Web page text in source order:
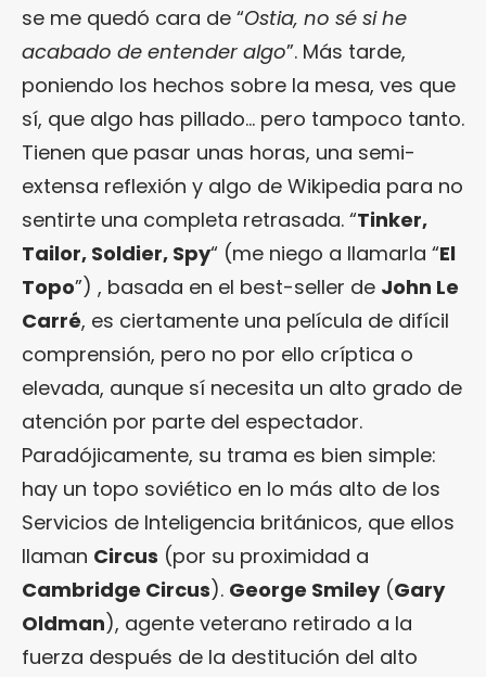
se me quedó cara de “Ostia, no sé si he
acabado de entender algo”. Más tarde,
poniendo los hechos sobre la mesa, ves que
sí, que algo has pillado… pero tampoco tanto.
Tienen que pasar unas horas, una semi-
extensa reflexión y algo de Wikipedia para no
sentirte una completa retrasada. “Tinker,
Tailor, Soldier, Spy“ (me niego a llamarla “El
Topo”) , basada en el best-seller de John Le
Carré, es ciertamente una película de difícil
comprensión, pero no por ello críptica o
elevada, aunque sí necesita un alto grado de
atención por parte del espectador.
Paradójicamente, su trama es bien simple:
hay un topo soviético en lo más alto de los
Servicios de Inteligencia británicos, que ellos
llaman Circus (por su proximidad a
Cambridge Circus). George Smiley(Gary
Oldman), agente veterano retirado a la
fuerza después de la destitución del alto